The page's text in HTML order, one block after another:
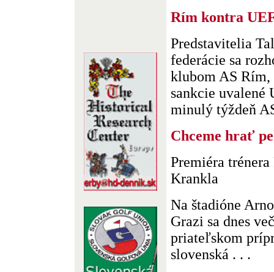
Rím kontra
Predstavitelia
federácie sa
klubom AS
sankcie uvalené
minulý týždeň
Chceme hrať
Premiéra trénera
Krankla
Na štadióne
Grazi sa dnes
priateľskom
slovenská . . .